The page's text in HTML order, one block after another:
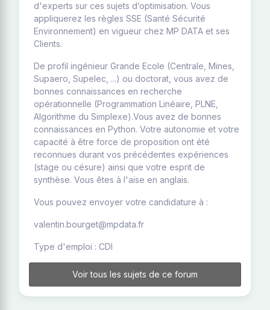
d'experts sur ces sujets d’optimisation. Vous
appliquerez les règles SSE (Santé Sécurité
Environnement) en vigueur chez MP DATA et ses
Clients.
De profil ingénieur Grande Ecole (Centrale, Mines,
Supaero, Supelec, ...) ou doctorat, vous avez de
bonnes connaissances en recherche
opérationnelle (Programmation Linéaire, PLNE,
Algorithme du Simplexe).Vous avez de bonnes
connaissances en Python. Votre autonomie et votre
capacité à être force de proposition ont été
reconnues durant vos précédentes expériences
(stage ou césure) ainsi que votre esprit de
synthèse. Vous êtes à l'aise en anglais.
Vous pouvez envoyer votre candidature à :
valentin.bourget@mpdata.fr
Type d'emploi : CDI
Voir tous les sujets de ce forum